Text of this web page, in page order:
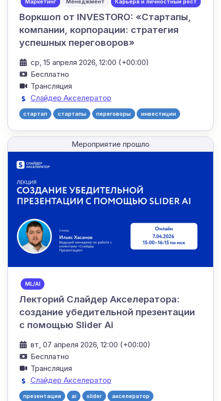
Маркетинг Менеджмент Карьера и личностный рост
Воркшоп от INVESTORO: «Стартапы,
компании, корпорации: стратегия
успешных переговоров»
ср, 15 апреля 2026, 12:00 (+00:00)
Бесплатно
Трансляция
Слайдер Акселератор
стартап стартапы переговоры инвестиции
Мероприятие прошло
ML/AI
Лекторий Слайдер Акселератора:
создание убедительной презентации
с помощью Slider Ai
вт, 07 апреля 2026, 12:00 (+00:00)
Бесплатно
Трансляция
Слайдер Акселератор
презентация ai slider акселератор